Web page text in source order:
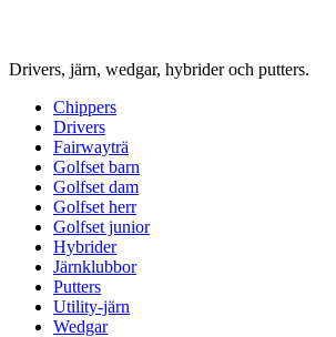
Drivers, järn, wedgar, hybrider och putters.
Chippers
Drivers
Fairwayträ
Golfset barn
Golfset dam
Golfset herr
Golfset junior
Hybrider
Järnklubbor
Putters
Utility-järn
Wedgar